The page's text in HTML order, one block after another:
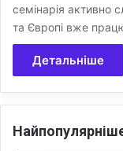
семінарія активно
та Європі вже
Детальніше